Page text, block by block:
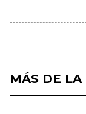
MÁS DE